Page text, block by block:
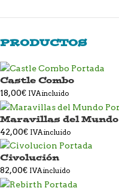
PRODUCTOS
Castle Combo
18,00€ IVA incluido
Maravillas del Mundo
42,00€ IVA incluido
Civolución
82,00€ IVA incluido